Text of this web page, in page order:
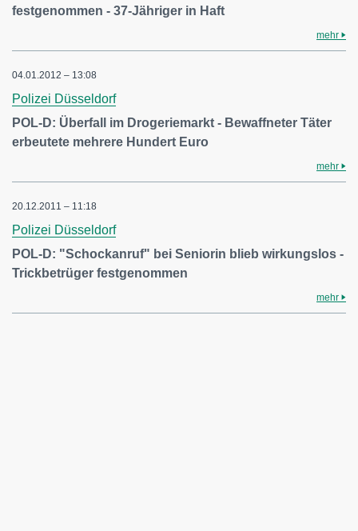
festgenommen - 37-Jähriger in Haft
mehr
04.01.2012 – 13:08
Polizei Düsseldorf
POL-D: Überfall im Drogeriemarkt - Bewaffneter Täter
erbeutete mehrere Hundert Euro
mehr
20.12.2011 – 11:18
Polizei Düsseldorf
POL-D: "Schockanruf" bei Seniorin blieb wirkungslos -
Trickbetrüger festgenommen
mehr